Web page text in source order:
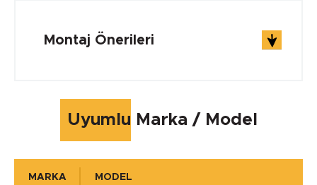
Çalışma Sıcaklığı max.
Çalışma Basıncı
Montaj Önerileri
Uyumlu Marka / Model
MARKA MODEL